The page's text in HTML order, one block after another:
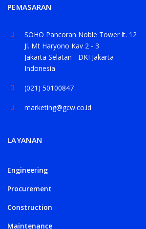
PEMASARAN
SOHO Pancoran Noble Tower lt. 12
Jl. Mt Haryono Kav 2 - 3
Jakarta Selatan - DKI Jakarta
Indonesia
(021) 50100847
marketing@gcw.co.id
LAYANAN
Engineering
Procurement
Construction
Maintenance